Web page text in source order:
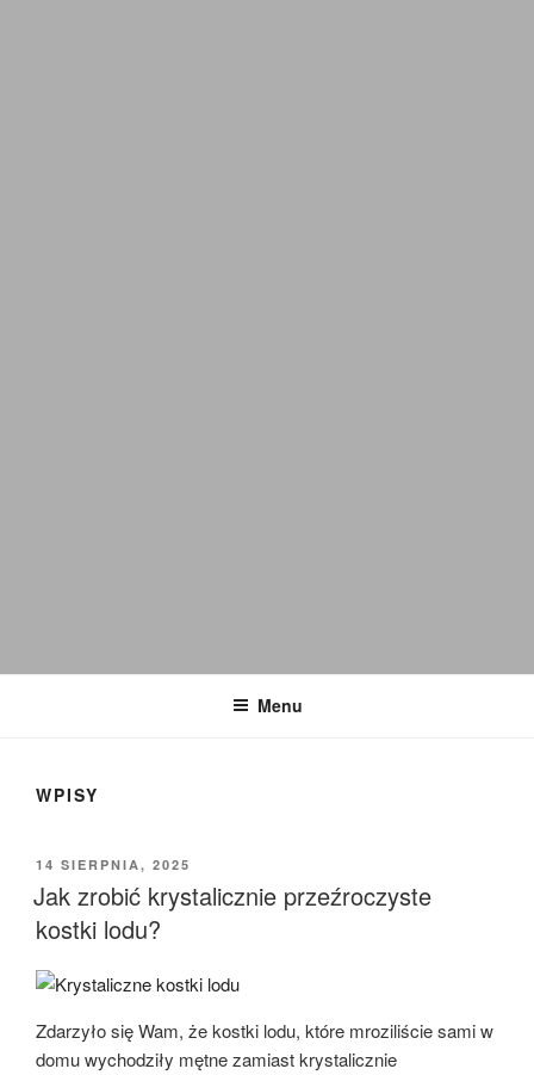
IMADZIK
Blog Kulinarny
Menu
WPISY
OPUBLIKOWANE
W
14 SIERPNIA, 2025
Jak zrobić krystalicznie przeźroczyste
kostki lodu?
Zdarzyło się Wam, że kostki lodu, które mroziliście sami w
domu wychodziły mętne zamiast krystalicznie